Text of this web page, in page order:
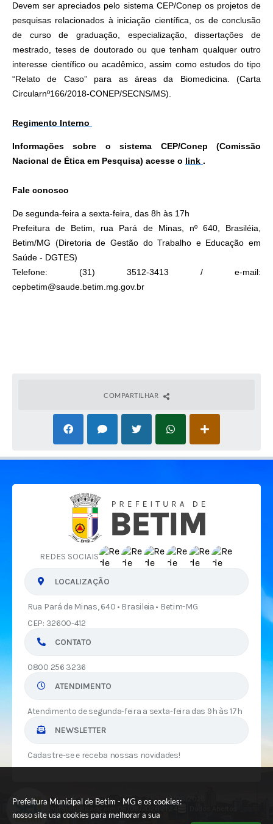
Prefeitura Municipal de Betim - MG e os cookies:
nosso site usa cookies para melhorar a sua
Devem ser apreciados pelo sistema CEP/Conep os projetos de
pesquisas relacionados à iniciação científica, os de conclusão
de curso de graduação, especialização, dissertações de
mestrado, teses de doutorado ou que tenham qualquer outro
interesse científico ou acadêmico, assim como estudos do tipo
“Relato de Caso” para as áreas da Biomedicina. (Carta
Circularnº166/2018-CONEP/SECNS/MS).
Regimento Interno
Informações sobre o sistema CEP/Conep (Comissão
Nacional de Ética em Pesquisa) acesse o link .
Fale conosco
De segunda-feira a sexta-feira, das 8h às 17h
Prefeitura de Betim, rua Pará de Minas, nº 640, Brasiléia,
Betim/MG (Diretoria de Gestão do Trabalho e Educação em
Saúde - DGTES)
Telefone: (31) 3512-3413 / e-mail:
cepbetim@saude.betim.mg.gov.br
COMPARTILHAR
REDES SOCIAIS
LOCALIZAÇÃO
Rua Pará de Minas, 640 • Brasileia • Betim-MG
CEP: 32600-412
CONTATO
0800 256 3236
ATENDIMENTO
Atendimento de segunda-feira a sexta-feira das 9h às 17h
NEWSLETTER
Cadastre-se e receba nossas novidades!
Versão do Sistema:3.5.3 - 19/06/2026
Portal atualizado em: